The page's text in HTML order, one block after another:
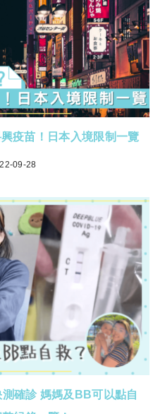
疫苗！日本入境限制一覽
09-28
測確診 媽媽及BB可以點自